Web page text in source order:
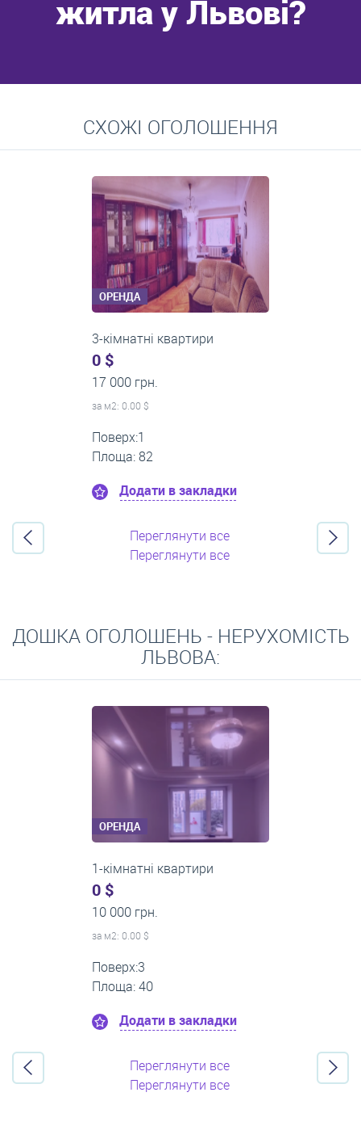
житла у Львові?
Середні ціни на довготривалу оренду квартир, особняків,
кімнат
СХОЖІ ОГОЛОШЕННЯ
ОРЕНДА
3-кімнатні квартири
600 $
0 грн.
за м2: 7.23 $
Поверх:4
Площа: 83
Додати в закладки
Переглянути все
Переглянути все
ДОШКА ОГОЛОШЕНЬ - НЕРУХОМІСТЬ
ЛЬВОВА:
ОРЕНДА
2-кімнатні квартири
0 $
16 000 грн.
за м2: 0.00 $
Поверх:11
Площа: 55
Додати в закладки
Переглянути все
Переглянути все